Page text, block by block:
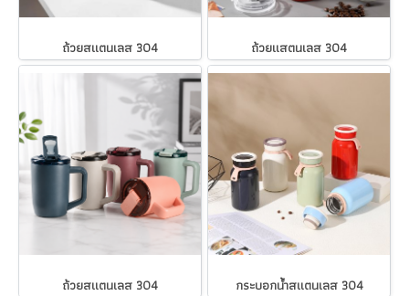
ถ้วยสแตนเลส 304 ถ้วยแสตนเลส 304
ถ้วยสแตนเลส 304 กระบอกน้ำสแตนเลส 304